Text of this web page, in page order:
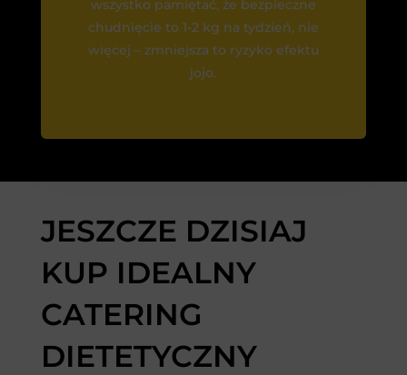
wszystko pamiętać, że bezpieczne
chudnięcie to 1-2 kg na tydzień, nie
więcej – zmniejsza to ryzyko efektu
jojo.
JESZCZE DZISIAJ
KUP IDEALNY
CATERING
DIETETYCZNY